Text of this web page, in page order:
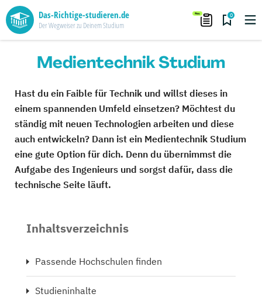
Das-Richtige-studieren.de
Der Wegweiser zu Deinem Studium
0
Medientechnik Studium
Hast du ein Faible für Technik und willst dieses in
einem spannenden Umfeld einsetzen? Möchtest du
ständig mit neuen Technologien arbeiten und diese
auch entwickeln? Dann ist ein Medientechnik Studium
eine gute Option für dich. Denn du übernimmst die
Aufgabe des Ingenieurs und sorgst dafür, dass die
technische Seite läuft.
Inhaltsverzeichnis
Passende Hochschulen finden
Studieninhalte